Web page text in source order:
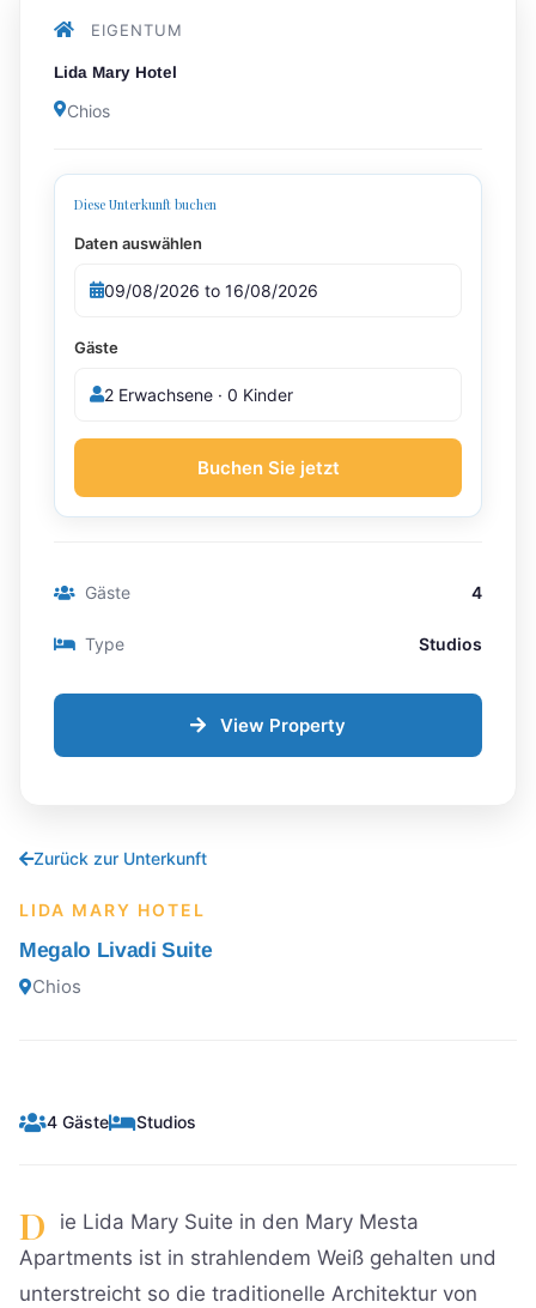
Zurück zur Unterkunft
LIDA MARY HOTEL
Megalo Livadi Suite
Chios
4 Gäste Studios
D
ie Lida Mary Suite in den Mary Mesta
Apartments ist in strahlendem Weiß gehalten und
unterstreicht so die traditionelle Architektur von
EIGENTUM
Lida Mary Hotel
Chios
Diese Unterkunft buchen
Daten auswählen
Gäste
2 Erwachsene · 0 Kinder
Buchen Sie jetzt
Gäste 4
Type Studios
View Property